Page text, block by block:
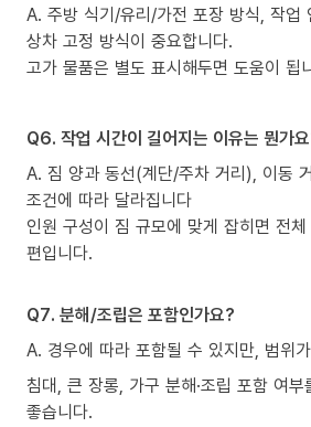
A. 주방 식기/유리/가전 포장 방식, 작업
상차 고정 방식이 중요합니다.
고가 물품은 별도 표시해두면 도움이 됩
Q6. 작업 시간이 길어지는 이유는 뭔가
A. 짐 양과 동선(계단/주차 거리), 이동
조건에 따라 달라집니다
인원 구성이 짐 규모에 맞게 잡히면 전
편입니다.
Q7. 분해/조립은 포함인가요?
A. 경우에 따라 포함될 수 있지만, 범위
침대, 큰 장롱, 가구 분해·조립 포함 여
좋습니다.